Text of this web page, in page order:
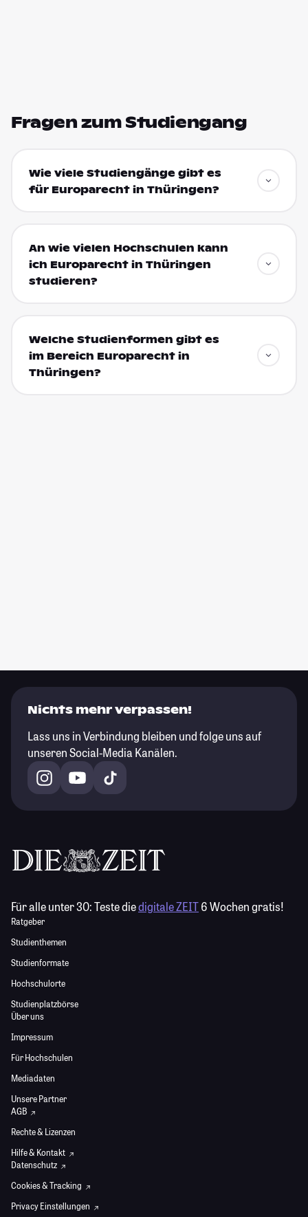
Fragen zum Studiengang
Wie viele Studiengänge gibt es
für Europarecht in Thüringen?
An wie vielen Hochschulen kann
ich Europarecht in Thüringen
studieren?
Welche Studienformen gibt es
im Bereich Europarecht in
Thüringen?
Nichts mehr verpassen!
Lass uns in Verbindung bleiben und folge uns auf
unseren Social-Media Kanälen.
Für alle unter 30:Teste diedigitale ZEIT6 Wochen gratis!
Ratgeber
Studienthemen
Studienformate
Hochschulorte
Studienplatzbörse
Über uns
Impressum
Für Hochschulen
Mediadaten
Unsere Partner
AGB
Rechte & Lizenzen
Hilfe & Kontakt
Datenschutz
Cookies & Tracking
Privacy Einstellungen